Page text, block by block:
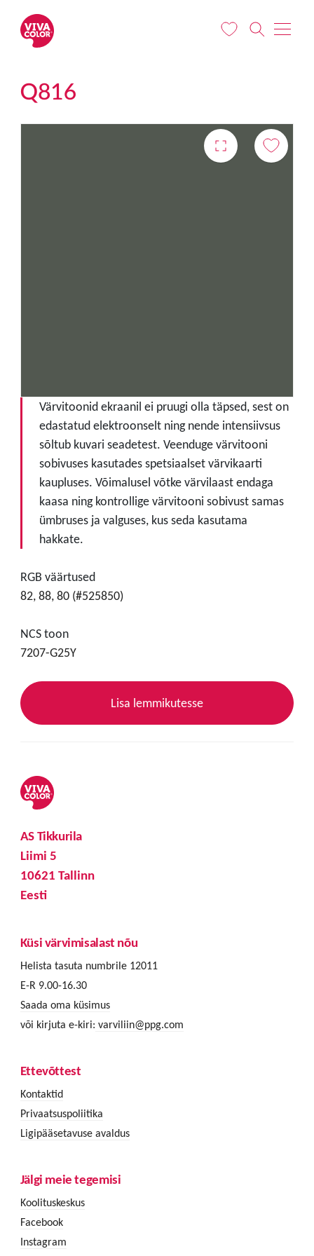
Q816
Värvitoonid ekraanil ei pruugi olla täpsed, sest on
edastatud elektroonselt ning nende intensiivsus
sõltub kuvari seadetest. Veenduge värvitooni
sobivuses kasutades spetsiaalset värvikaarti
kaupluses. Võimalusel võtke värvilaast endaga
kaasa ning kontrollige värvitooni sobivust samas
ümbruses ja valguses, kus seda kasutama
hakkate.
RGB väärtused
82, 88, 80 (#525850)
NCS toon
7207-G25Y
Lisa lemmikutesse
AS Tikkurila
Liimi 5
10621 Tallinn
Eesti
Küsi värvimisalast nõu
Helista tasuta numbrile 12011
E-R 9.00-16.30
Saada oma küsimus
või kirjuta e-kiri: varviliin@ppg.com
Ettevõttest
Kontaktid
Privaatsuspoliitika
Ligipääsetavuse avaldus
Jälgi meie tegemisi
Koolituskeskus
Facebook
Instagram